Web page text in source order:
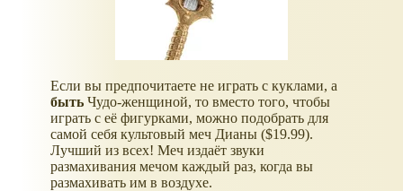
Если вы предпочитаете не играть с куклами, а
быть Чудо-женщиной, то вместо того, чтобы
играть с её фигурками, можно подобрать для
самой себя культовый меч Дианы ($19.99).
Лучший из всех! Меч издаёт звуки
размахивания мечом каждый раз, когда вы
размахивать им в воздухе.